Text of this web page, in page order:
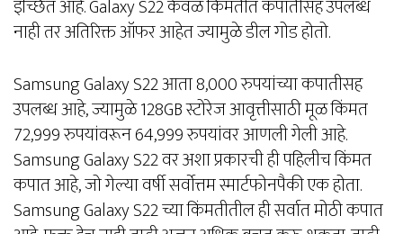
इच्छित आहे. Galaxy S22 केवळ किमतीत कपातीसह उपलब्ध
नाही तर अतिरिक्त ऑफर आहेत ज्यामुळे डील गोड होतो.
Samsung Galaxy S22 आता 8,000 रुपयांच्या कपातीसह
उपलब्ध आहे, ज्यामुळे 128GB स्टोरेज आवृत्तीसाठी मूळ किंमत
72,999 रुपयांवरून 64,999 रुपयांवर आणली गेली आहे.
Samsung Galaxy S22 वर अशा प्रकारची ही पहिलीच किंमत
कपात आहे, जो गेल्या वर्षी सर्वोत्तम स्मार्टफोनपैकी एक होता.
Samsung Galaxy S22 च्या किंमतीतील ही सर्वात मोठी कपात